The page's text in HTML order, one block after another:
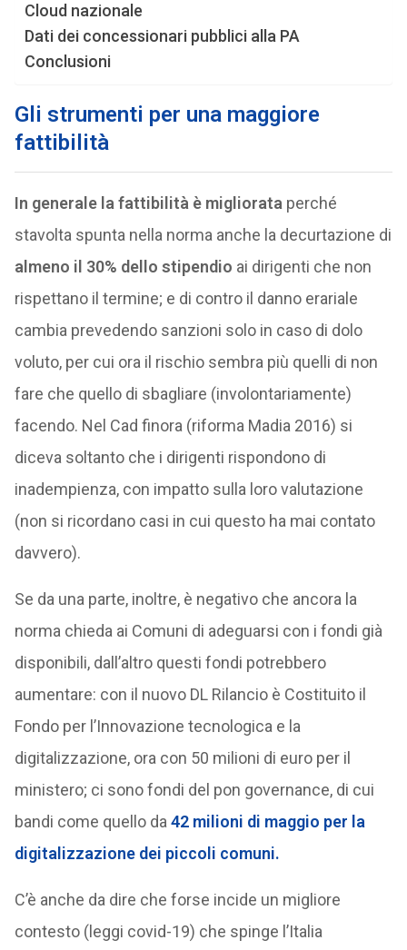
Cloud nazionale
Dati dei concessionari pubblici alla PA
Conclusioni
Gli strumenti per una maggiore
fattibilità
In generale la fattibilità è migliorata perché
stavolta spunta nella norma anche la decurtazione di
almeno il 30% dello stipendio ai dirigenti che non
rispettano il termine; e di contro il danno erariale
cambia prevedendo sanzioni solo in caso di dolo
voluto, per cui ora il rischio sembra più quelli di non
fare che quello di sbagliare (involontariamente)
facendo. Nel Cad finora (riforma Madia 2016) si
diceva soltanto che i dirigenti rispondono di
inadempienza, con impatto sulla loro valutazione
(non si ricordano casi in cui questo ha mai contato
davvero).
Se da una parte, inoltre, è negativo che ancora la
norma chieda ai Comuni di adeguarsi con i fondi già
disponibili, dall’altro questi fondi potrebbero
aumentare: con il nuovo DL Rilancio è Costituito il
Fondo per l’Innovazione tecnologica e la
digitalizzazione, ora con 50 milioni di euro per il
ministero; ci sono fondi del pon governance, di cui
bandi come quello da 42 milioni di maggio per la
digitalizzazione dei piccoli comuni.
C’è anche da dire che forse incide un migliore
contesto (leggi covid-19) che spinge l’Italia